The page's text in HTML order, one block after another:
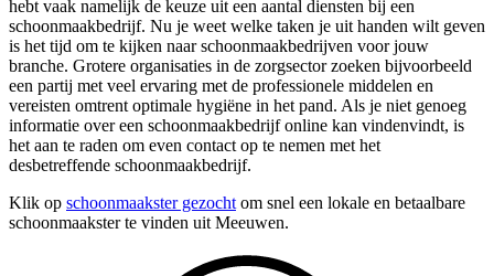
hebt vaak namelijk de keuze uit een aantal diensten bij een
schoonmaakbedrijf. Nu je weet welke taken je uit handen wilt geven
is het tijd om te kijken naar schoonmaakbedrijven voor jouw
branche. Grotere organisaties in de zorgsector zoeken bijvoorbeeld
een partij met veel ervaring met de professionele middelen en
vereisten omtrent optimale hygiëne in het pand. Als je niet genoeg
informatie over een schoonmaakbedrijf online kan vindenvindt, is
het aan te raden om even contact op te nemen met het
desbetreffende schoonmaakbedrijf.
Klik op schoonmaakster gezocht om snel een lokale en betaalbare
schoonmaakster te vinden uit Meeuwen.